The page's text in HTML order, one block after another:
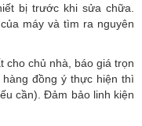
bị trước khi sửa chữa.
máy và tìm ra nguyên
chủ nhà, báo giá trọn
hàng đồng ý thực hiện thì
cần). Đảm bảo linh kiện